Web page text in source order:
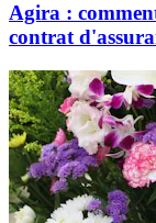
Agira :
contrat